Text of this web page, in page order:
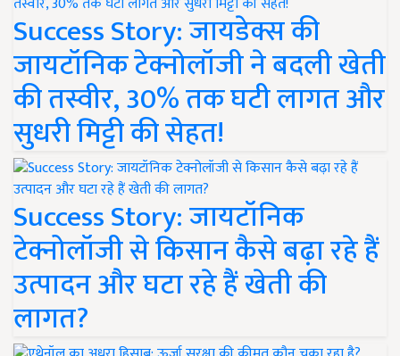
Success Story: जायडेक्स की
जायटॉनिक टेक्नोलॉजी ने बदली खेती
की तस्वीर, 30% तक घटी लागत और
सुधरी मिट्टी की सेहत!
Success Story: जायटॉनिक
टेक्नोलॉजी से किसान कैसे बढ़ा रहे हैं
उत्पादन और घटा रहे हैं खेती की
लागत?